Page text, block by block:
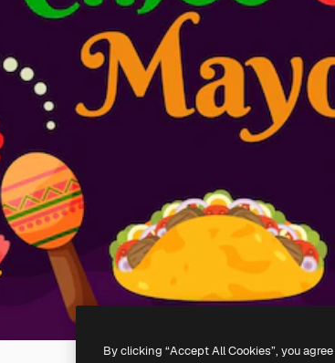
By clicking “Accept All Cookies”, you